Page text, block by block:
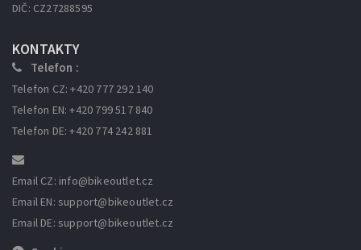
DIČ: CZ27288595
KONTAKTY
Telefon :
Telefon CZ: +420 777 292 140
Telefon EN: +420 799 517 840
Telefon DE: +420 774 242 881
Email CZ: info@bikeoutlet.cz
Email EN: support@bikeoutlet.cz
Email DE: support@bikeoutlet.cz